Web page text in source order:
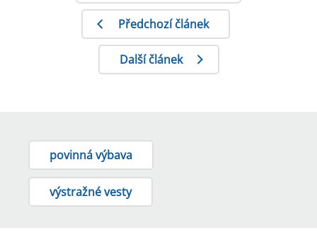
Předchozí článek
Další článek
povinná výbava
výstražné vesty